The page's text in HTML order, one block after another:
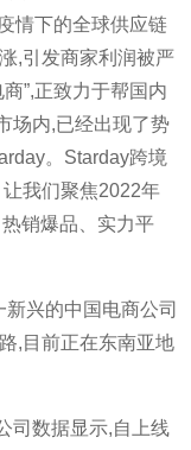
情下的全球供应链
,引发商家利润被严
”,正致力于帮国内
场内,已经出现了势
。Starday跨境
我们聚焦2022年
销爆品、实力平
兴的中国电商公司
,目前正在东南亚地
司数据显示,自上线